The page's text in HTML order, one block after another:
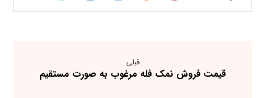
قبلی
قیمت فروش نمک فله مرغوب به صورت مستقیم